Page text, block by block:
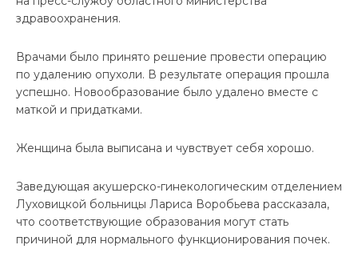
здравоохранения.
Врачами было принято решение провести операцию
по удалению опухоли. В результате операция прошла
успешно. Новообразование было удалено вместе с
маткой и придатками.
Женщина была выписана и чувствует себя хорошо.
Заведующая акушерско-гинекологическим отделением
Луховицкой больницы Лариса Воробьева рассказала,
что соответствующие образования могут стать
причиной для нормального функционирования почек.